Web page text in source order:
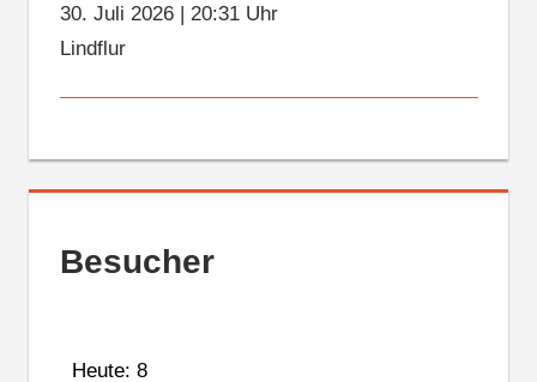
30. Juli 2026| 20:31 Uhr
Lindflur
Besucher
Heute: 8